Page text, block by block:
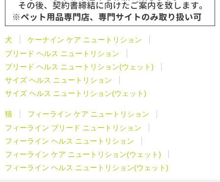
犬
ケーナイン ケア ニュートリション
ブリード ヘルス ニュートリション
ブリード ヘルス ニュートリション(ウェット)
サイズ ヘルス ニュートリション
サイズ ヘルス ニュートリション(ウェット)
猫
フィーライン ケア ニュートリション
フィーライン ブリード ニュートリション
フィーライン ヘルス ニュートリション
フィーライン ケア ニュートリション(ウェット)
フィーライン ヘルス ニュートリション(ウェット)